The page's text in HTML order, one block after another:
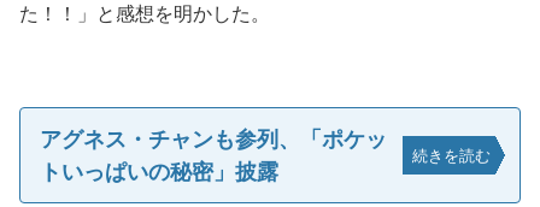
た！！」と感想を明かした。
アグネス・チャンも参列、「ポケッ
トいっぱいの秘密」披露
続きを読む